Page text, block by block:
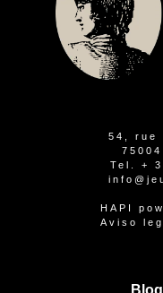
54, rue
Tel. +
HAPI
Aviso